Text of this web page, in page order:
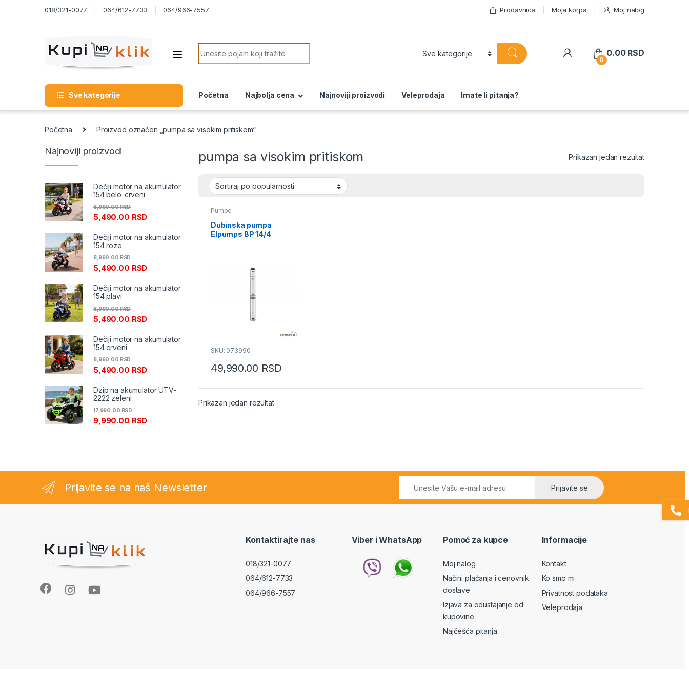
Skip to navigation018/321-0077 064/612-7733 064/966-7557 Prodavnica Moja korpa Moj nalog
Search for:
0
0.00 RSD
Sve kategorije Početna Najbolja cena Najnoviji proizvodi Veleprodaja Imate li pitanja?
Početna Proizvod označen „pumpa sa visokim pritiskom“
pumpa sa visokim pritiskom Prikazan jedan rezultat
Pumpe
Dubinska pumpa
Elpumps BP 14/4
SKU: 073990
49,990.00 RSD
Prikazan jedan rezultat
Najnoviji proizvodi
Dečiji motor na akumulator
154 belo-crveni
5,490.00 RSD
8,990.00RSD
Dečiji motor na akumulator
154 roze
5,490.00 RSD
8,990.00RSD
Dečiji motor na akumulator
154 plavi
5,490.00 RSD
8,990.00RSD
Dečiji motor na akumulator
154 crveni
5,490.00 RSD
8,990.00RSD
Dzip na akumulator UTV-
2222 zeleni
9,990.00 RSD
17,990.00RSD
Prijavite se na naš Newsletter Prijavite se
Kontaktirajte nas
018/321-0077
064/612-7733
064/966-7557
Viber i WhatsApp Pomoć za kupce
Moj nalog
Načini plaćanja i cenovnik
dostave
Izjava za odustajanje od
kupovine
Najčešća pitanja
Informacije
Kontakt
Ko smo mi
Privatnost podataka
Veleprodaja